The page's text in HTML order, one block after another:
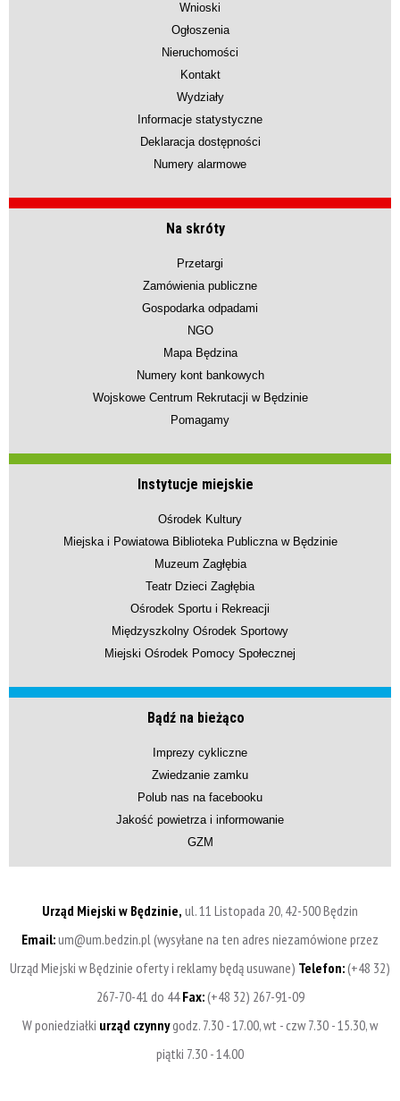
Wnioski
Ogłoszenia
Nieruchomości
Kontakt
Wydziały
Informacje statystyczne
Deklaracja dostępności
Numery alarmowe
Na skróty
Przetargi
Zamówienia publiczne
Gospodarka odpadami
NGO
Mapa Będzina
Numery kont bankowych
Wojskowe Centrum Rekrutacji w Będzinie
Pomagamy
Instytucje miejskie
Ośrodek Kultury
Miejska i Powiatowa Biblioteka Publiczna w Będzinie
Muzeum Zagłębia
Teatr Dzieci Zagłębia
Ośrodek Sportu i Rekreacji
Międzyszkolny Ośrodek Sportowy
Miejski Ośrodek Pomocy Społecznej
Bądź na bieżąco
Imprezy cykliczne
Zwiedzanie zamku
Polub nas na facebooku
Jakość powietrza i informowanie
GZM
Urząd Miejski w Będzinie, ul. 11 Listopada 20, 42-500 Będzin
Email:um@um.bedzin.pl (wysyłane na ten adres niezamówione przez
Urząd Miejski w Będzinie oferty i reklamy będą usuwane) Telefon:(+48 32)
267-70-41 do 44Fax:(+48 32) 267-91-09
W poniedziałki urząd czynnygodz. 7.30 - 17.00, wt - czw 7.30 - 15.30, w
piątki 7.30 - 14.00